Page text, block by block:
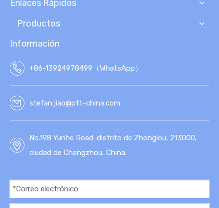
ICA
Enlaces Rápidos
Productos
Información
+86-13924978499（WhatsApp）
stefan.jiao@ptt-china.com
No.198 Yunhe Road: distrito de Zhonglou, 213000,
ciudad de Changzhou, China.